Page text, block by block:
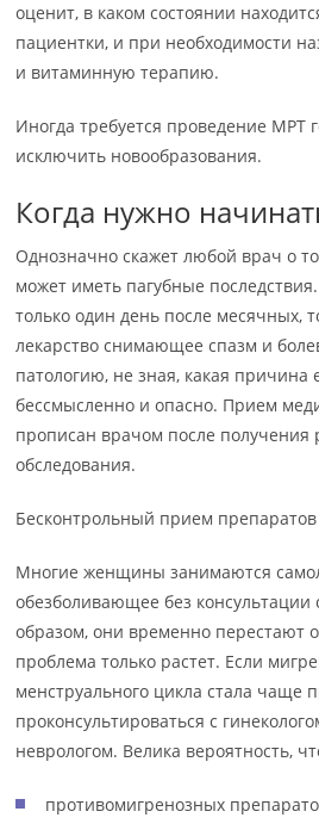
оценит, в каком состоянии
пациентки, и при необходимости
и витаминную терапию.
Иногда требуется проведение МРТ
исключить новообразования.
Когда нужно
Однозначно скажет любой врач о
может иметь пагубные
только один день после месячных,
лекарство снимающее спазм и
патологию, не зная, какая причина
бессмысленно и опасно. Прием
прописан врачом после получения
обследования.
Бесконтрольный прием
Многие женщины занимаются
обезболивающее без консультации
образом, они временно перестают
проблема только растет. Если
менструального цикла стала чаще
проконсультироваться с
неврологом. Велика вероятность,
противомигренозных